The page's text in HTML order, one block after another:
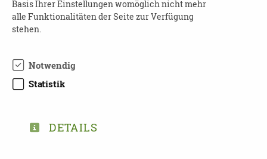
www.demenz-partner.de
TEILEN
Basis Ihrer Einstellungen womöglich nicht mehr
alle Funktionalitäten der Seite zur Verfügung
stehen.
Notwendig
Statistik
DETAILS